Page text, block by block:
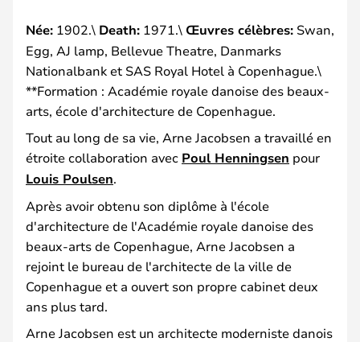
Née: 1902.\ Death: 1971.\ Œuvres célèbres: Swan,
Egg, AJ lamp, Bellevue Theatre, Danmarks
Nationalbank et SAS Royal Hotel à Copenhague.\
**Formation : Académie royale danoise des beaux-
arts, école d'architecture de Copenhague.
Tout au long de sa vie, Arne Jacobsen a travaillé en
étroite collaboration avec Poul Henningsen pour
Louis Poulsen.
Après avoir obtenu son diplôme à l'école
d'architecture de l'Académie royale danoise des
beaux-arts de Copenhague, Arne Jacobsen a
rejoint le bureau de l'architecte de la ville de
Copenhague et a ouvert son propre cabinet deux
ans plus tard.
Arne Jacobsen est un architecte moderniste danois